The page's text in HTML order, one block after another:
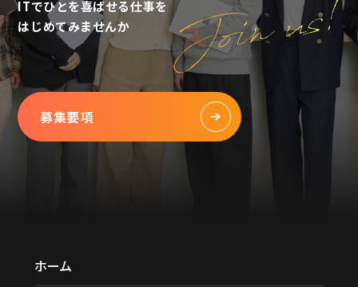
ITでひとを喜ばせる仕事を
はじめてみませんか
募集要項
ホーム